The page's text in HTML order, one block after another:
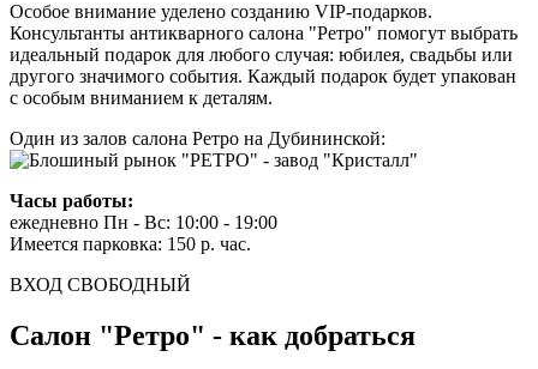
Особое внимание уделено созданию VIP-подарков.
Консультанты антикварного салона "Ретро" помогут выбрать
идеальный подарок для любого случая: юбилея, свадьбы или
другого значимого события. Каждый подарок будет упакован
с особым вниманием к деталям.
Один из залов салона Ретро на Дубининской:
Часы работы:
ежедневно Пн - Вс: 10:00 - 19:00
Имеется парковка: 150 р. час.
ВХОД СВОБОДНЫЙ
Салон "Ретро" - как добраться